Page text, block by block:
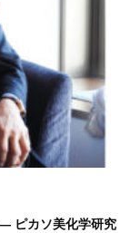
ピカソ美化学研究